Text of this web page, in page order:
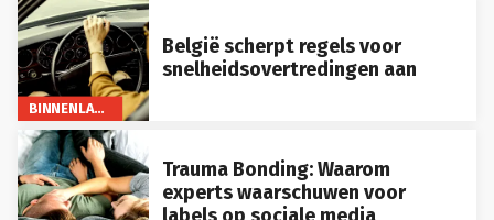
BINNENLAND
België scherpt regels voor
snelheidsovertredingen aan
Trauma Bonding: Waarom
experts waarschuwen voor
labels op sociale media